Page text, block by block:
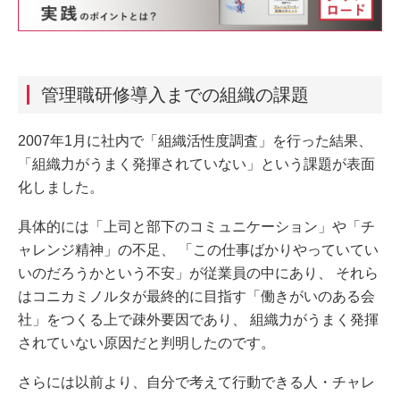
管理職研修導入までの組織の課題
2007年1月に社内で「組織活性度調査」を行った結果、
「組織力がうまく発揮されていない」という課題が表面
化しました。
具体的には「上司と部下のコミュニケーション」や「チ
ャレンジ精神」の不足、 「この仕事ばかりやっていてい
いのだろうかという不安」が従業員の中にあり、 それら
はコニカミノルタが最終的に目指す「働きがいのある会
社」をつくる上で疎外要因であり、 組織力がうまく発揮
されていない原因だと判明したのです。
さらには以前より、自分で考えて行動できる人・チャレ